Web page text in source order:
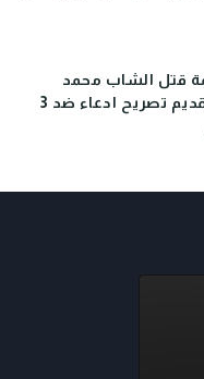
قتل الشاب محمد
محاميد في أم الفحم وتقديم تصريح ادعاء ضد 3